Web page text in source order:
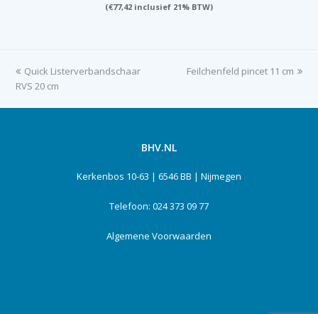
(€77,42 inclusief 21% BTW)
previous
post:
Quick Listerverbandschaar
RVS 20 cm
next
Feilchenfeld pincet 11 cm
BHV.NL
Kerkenbos 10-63 | 6546 BB | Nijmegen
Telefoon: 024 373 09 77
Algemene Voorwaarden